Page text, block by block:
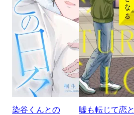
染谷くんとの
嘘も転じて恋と